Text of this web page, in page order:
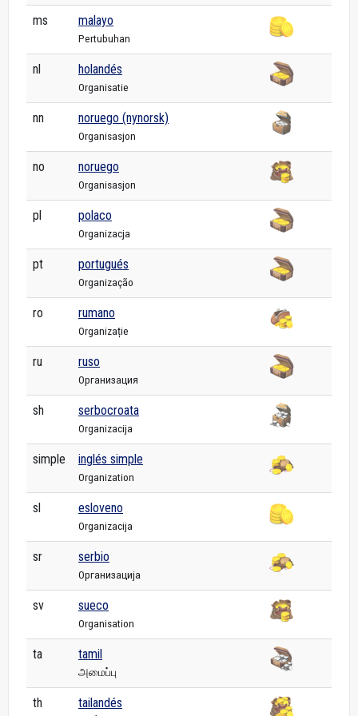
ms malayo
Pertubuhan
nl holandés
Organisatie
nn noruego (nynorsk)
Organisasjon
no noruego
Organisasjon
pl polaco
Organizacja
pt portugués
Organização
ro rumano
Organizație
ru ruso
Организация
sh serbocroata
Organizacija
simple inglés simple
Organization
sl esloveno
Organizacija
sr serbio
Организација
sv sueco
Organisation
ta tamil
அமைப்பு
th tailandés